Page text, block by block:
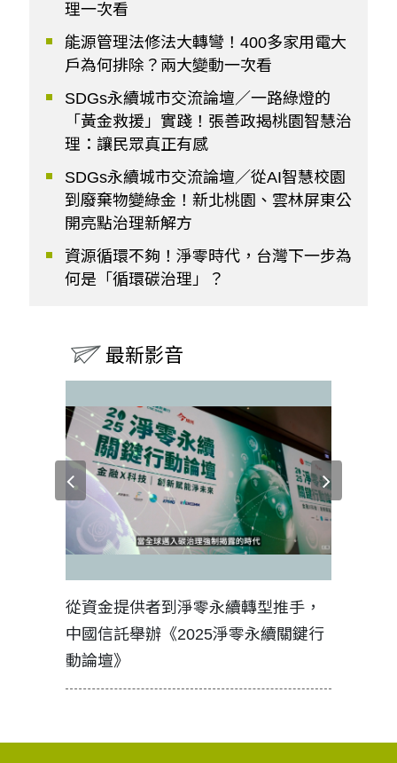
理一次看
能源管理法修法大轉彎！400多家用電大
戶為何排除？兩大變動一次看
SDGs永續城市交流論壇／一路綠燈的
「黃金救援」實踐！張善政揭桃園智慧治
理：讓民眾真正有感
SDGs永續城市交流論壇／從AI智慧校園
到廢棄物變綠金！新北桃園、雲林屏東公
開亮點治理新解方
資源循環不夠！淨零時代，台灣下一步為
何是「循環碳治理」？
最新影音
從資金提供者到淨零永續轉型推手，
中國信託舉辦《2025淨零永續關鍵行
動論壇》